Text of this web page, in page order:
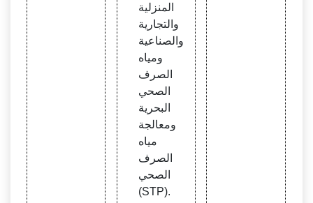
المنزلية
والتجارية
والصناعية
ومياه
الصرف
الصحي
البحرية
ومعالجة
مياه
الصرف
الصحي
(STP).